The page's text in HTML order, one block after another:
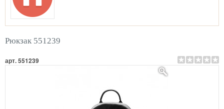
Рюкзак 551239
арт. 551239